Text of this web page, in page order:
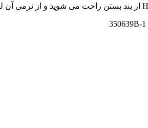
350639B-1